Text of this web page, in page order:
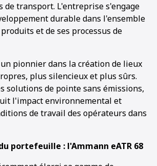
transport. L'entreprise s'engage
durable dans l'ensemble
et de ses processus de
pionnier dans la création de lieux
plus silencieux et plus sûrs.
solutions de pointe sans émissions,
l'impact environnemental et
de travail des opérateurs dans
portefeuille : l'Ammann eATR 68